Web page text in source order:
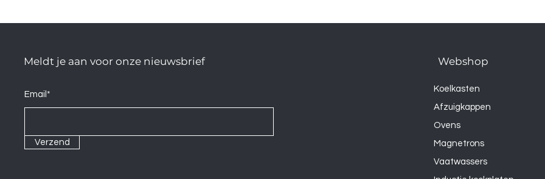
Meldt je aan voor onze nieuwsbrief
Email*
Verzend
Webshop
Koelkasten
Afzuigkappen
Ovens
Magnetrons
Vaatwassers